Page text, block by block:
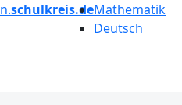
schulkreis.deMathematik
Deutsch